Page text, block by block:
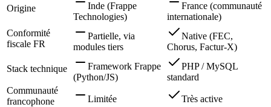
Origine
Inde (Frappe
Technologies)
France (communauté
internationale)
Conformité
fiscale FR
Partielle, via
modules tiers
Native (FEC,
Chorus, Factur-X)
Stack technique
Framework Frappe
(Python/JS)
PHP / MySQL
standard
Communauté
francophone
Limitée
Très active